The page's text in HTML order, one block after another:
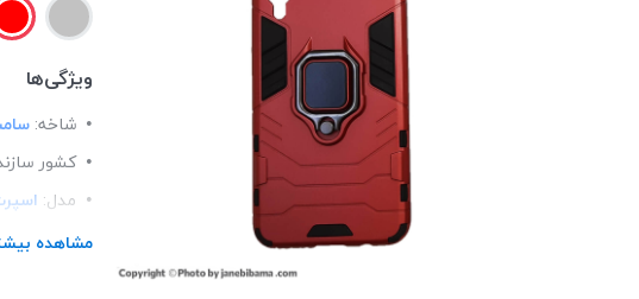
ویژگی‌ها
شاخه:
کشور
مدل:
مناسب
مشاهده